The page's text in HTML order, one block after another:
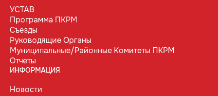
УСТАВ
Программа ПКРМ
Съезды
Руководящие Органы
Муниципальные/Районные Комитеты ПКРМ
Отчеты
ИНФОРМАЦИЯ
Новости